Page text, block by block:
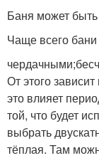
Баня может
Чаще всего
От этого
это влияет
той, что будет
выбрать
тёплая. Там